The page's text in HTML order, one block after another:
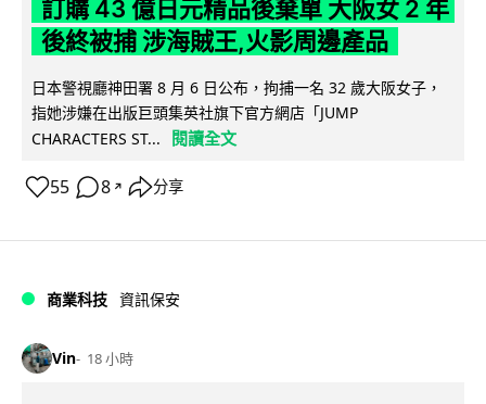
訂購 43 億日元精品後棄單 大阪女 2 年
後終被捕 涉海賊王,火影周邊產品
日本警視廳神田署 8 月 6 日公布，拘捕一名 32 歲大阪女子，
指她涉嫌在出版巨頭集英社旗下官方網店「JUMP
CHARACTERS ST...
閱讀全文
55 8 ↗ 分享
商業科技 資訊保安
Vin 18 小時